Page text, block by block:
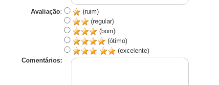
Avaliação:
(ruim)
(regular)
(bom)
(ótimo)
(excelente)
Comentários: